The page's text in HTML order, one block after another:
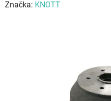
Značka: KNOTT